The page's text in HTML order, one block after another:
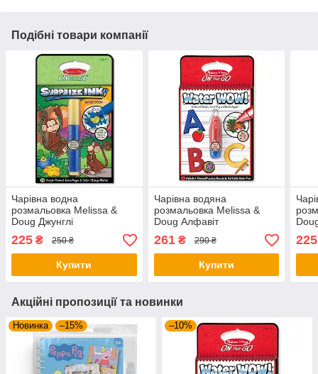
Подібні товари компанії
Чарівна водна
розмальовка Melissa &
Doug Джунглі
225 ₴ 250 ₴
Купити
Чарівна водяна
розмальовка Melissa &
Doug Алфавіт
261₴ 290 ₴
Купити
225
Акційні пропозиції та новинки
Новинка –15% –10%